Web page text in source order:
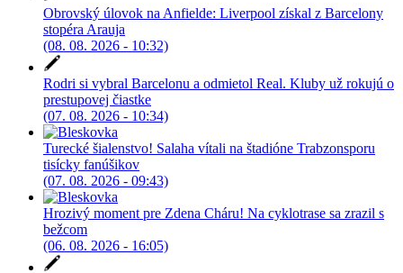
Obrovský úlovok na Anfielde: Liverpool získal z Barcelony
stopéra Arauja
(08. 08. 2026 - 10:32)
Rodri si vybral Barcelonu a odmietol Real. Kluby už rokujú o
prestupovej čiastke
(07. 08. 2026 - 10:34)
Turecké šialenstvo! Salaha vítali na štadióne Trabzonsporu
tisícky fanúšikov
(07. 08. 2026 - 09:43)
Hrozivý moment pre Zdena Cháru! Na cyklotrase sa zrazil s
bežcom
(06. 08. 2026 - 16:05)